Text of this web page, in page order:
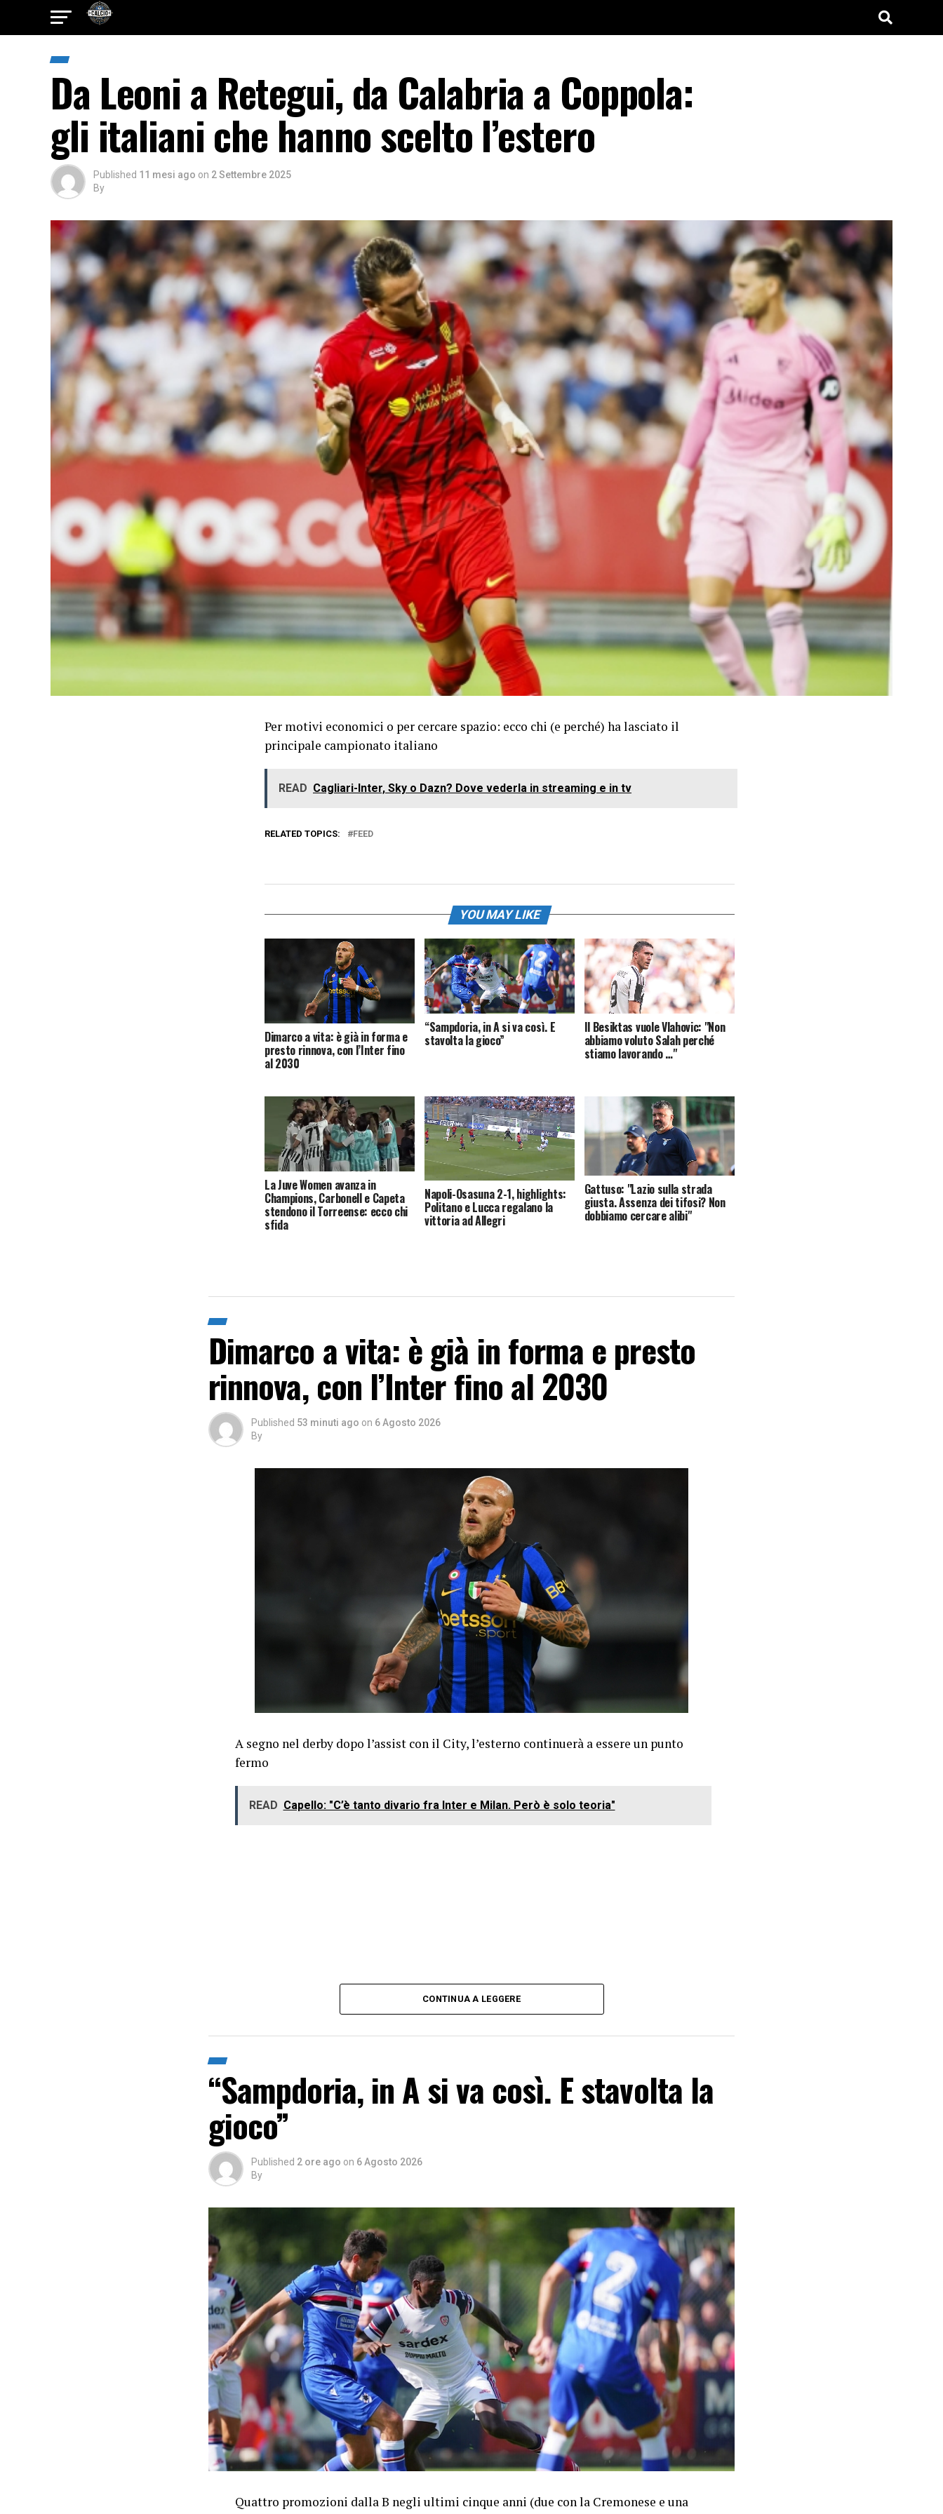
Da Leoni a Retegui, da Calabria a Coppola:
gli italiani che hanno scelto l’estero
Published 11 mesi ago on 2 Settembre 2025
By
Per motivi economici o per cercare spazio: ecco chi (e perché) ha lasciato il
principale campionato italiano
READ Cagliari-Inter, Sky o Dazn? Dove vederla in streaming e in tv
RELATED TOPICS: FEED
YOU MAY LIKE
Dimarco a vita: è già in forma e
presto rinnova, con l’Inter fino
al 2030
“Sampdoria, in A si va così. E
stavolta la gioco”
Il Besiktas vuole Vlahovic: "Non
abbiamo voluto Salah perché
stiamo lavorando …"
La Juve Women avanza in
Champions, Carbonell e Capeta
stendono il Torreense: ecco chi
sfida
Napoli-Osasuna 2-1, highlights:
Politano e Lucca regalano la
vittoria ad Allegri
Gattuso: "Lazio sulla strada
giusta. Assenza dei tifosi? Non
dobbiamo cercare alibi"
Dimarco a vita: è già in forma e presto
rinnova, con l’Inter fino al 2030
Published 53 minuti ago on 6 Agosto 2026
By
A segno nel derby dopo l’assist con il City, l’esterno continuerà a essere un punto
fermo
READ Capello: "C’è tanto divario fra Inter e Milan. Però è solo teoria"
CONTINUA A LEGGERE
“Sampdoria, in A si va così. E stavolta la
gioco”
Published 2 ore ago on 6 Agosto 2026
By
Quattro promozioni dalla B negli ultimi cinque anni (due con la Cremonese e una